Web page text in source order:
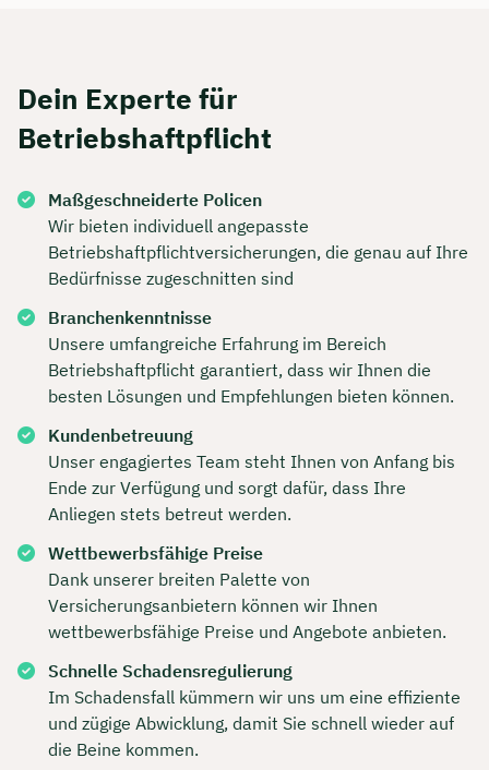
Dein Experte für
Betriebshaftpflicht
Maßgeschneiderte Policen
Wir bieten individuell angepasste
Betriebshaftpflichtversicherungen, die genau auf Ihre
Bedürfnisse zugeschnitten sind
Branchenkenntnisse
Unsere umfangreiche Erfahrung im Bereich
Betriebshaftpflicht garantiert, dass wir Ihnen die
besten Lösungen und Empfehlungen bieten können.
Kundenbetreuung
Unser engagiertes Team steht Ihnen von Anfang bis
Ende zur Verfügung und sorgt dafür, dass Ihre
Anliegen stets betreut werden.
Wettbewerbsfähige Preise
Dank unserer breiten Palette von
Versicherungsanbietern können wir Ihnen
wettbewerbsfähige Preise und Angebote anbieten.
Schnelle Schadensregulierung
Im Schadensfall kümmern wir uns um eine effiziente
und zügige Abwicklung, damit Sie schnell wieder auf
die Beine kommen.
🗓️ Wählen Sie jetzt Ihren Wunschtermin:
Meeting buchen